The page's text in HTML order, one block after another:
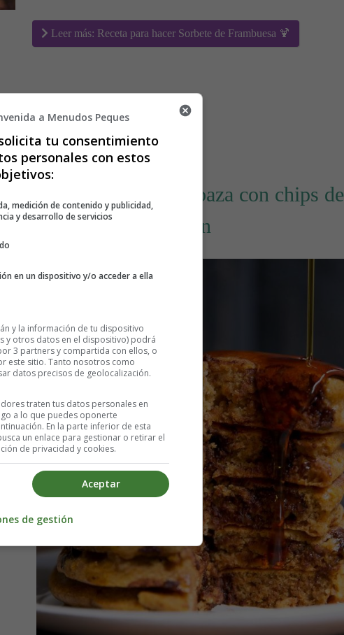
Leer más: Receta para hacer Sorbete de Frambuesa 🍹
Panqueques de calabaza con chips de
chocolate - sin gluten
a Menudos Peques
tu consentimiento
personales con estos
medición de contenido y publicidad,
y desarrollo de servicios
en un dispositivo y/o acceder a ella
y la información de tu dispositivo
y otros datos en el dispositivo) podrá
3 partners y compartida con ellos, o
este sitio. Tanto nosotros como
datos precisos de geolocalización.
traten tus datos personales en
a lo que puedes oponerte
En la parte inferior de esta
un enlace para gestionar o retirar el
de privacidad y cookies.
Aceptar
de gestión